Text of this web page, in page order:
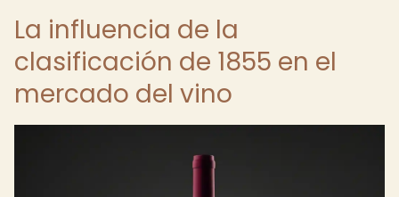
La influencia de la
clasificación de 1855 en el
mercado del vino